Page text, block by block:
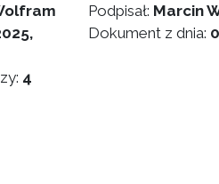
4
Podpisał: Marcin
Dokument z dnia: